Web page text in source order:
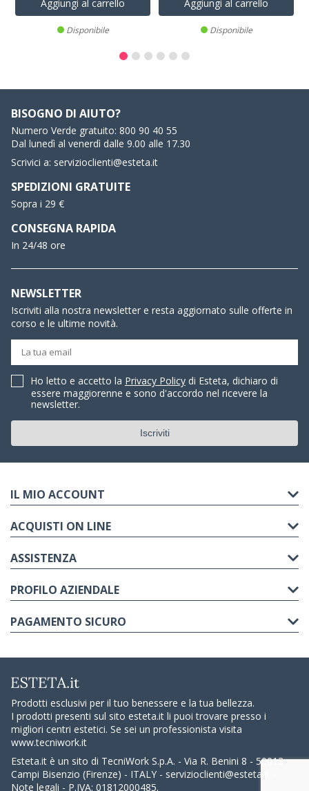
Aggiungi al carrello
Disponibile
Aggiungi al carrello
Disponibile
BISOGNO DI AIUTO?
Numero Verde gratuito: 800 90 40 55
Dal lunedì al venerdì dalle 9.00 alle 17.30
Scrivici a: servizioclienti@esteta.it
SPEDIZIONI GRATUITE
Sopra i 29 €
CONSEGNA RAPIDA
In 24/48 ore
NEWSLETTER
Iscriviti alla nostra newsletter e resta aggiornato sulle offerte in
corso e le ultime novità.
Ho letto e accetto la Privacy Policy di Esteta, dichiaro di
essere maggiorenne e sono d'accordo nel ricevere la
newsletter.
IL MIO ACCOUNT
ACQUISTI ON LINE
ASSISTENZA
PROFILO AZIENDALE
PAGAMENTO SICURO
Prodotti esclusivi per il tuo benessere e la tua bellezza.
I prodotti presenti sul sito esteta.it li puoi trovare presso i
migliori centri estetici. Se sei un professionista visita
www.tecniwork.it
Esteta.it è un sito di TecniWork S.p.A. - Via R. Benini 8 - 50013
Campi Bisenzio (Firenze) - ITALY - servizioclienti@esteta.it
Note legali - P.IVA: 01812000485.